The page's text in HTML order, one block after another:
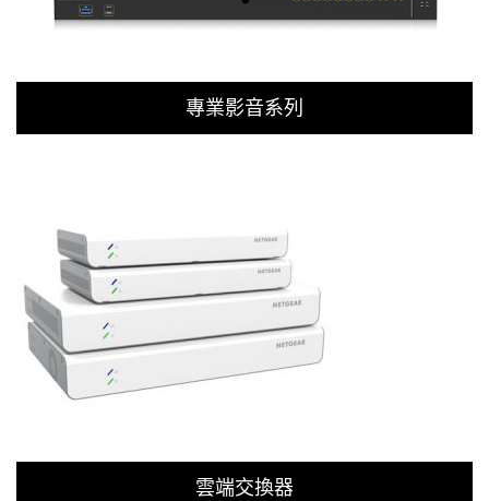
專業影音系列
雲端交換器